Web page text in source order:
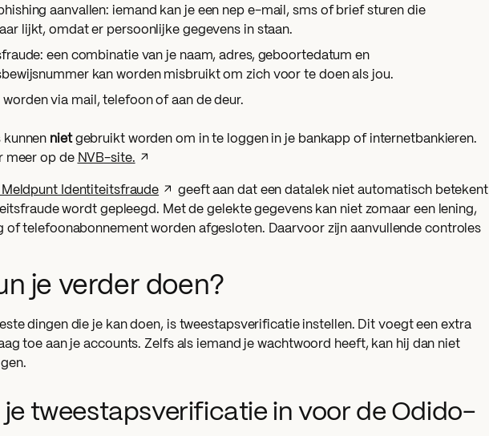
aanvallen: iemand kan je een nep e-mail, sms of brief sturen die
lijkt, omdat er persoonlijke gegevens in staan.
een combinatie van je naam, adres, geboortedatum en
kan worden misbruikt om zich voor te doen als jou.
worden via mail, telefoon of aan de deur.
kunnen nietgebruikt worden om in te loggen in je bankapp of internetbankieren.
meer op de NVB-site.
Identiteitsfraude
geeft aan dat een datalek niet automatisch betekent
wordt gepleegd. Met de gelekte gegevens kan niet zomaar een lening,
of telefoonabonnement worden afgesloten. Daarvoor zijn aanvullende controles
je verder doen?
dingen die je kan doen, is tweestapsverificatie instellen. Dit voegt een extra
toe aan je accounts. Zelfs als iemand je wachtwoord heeft, kan hij dan niet
je tweestapsverificatie in voor de Odido-